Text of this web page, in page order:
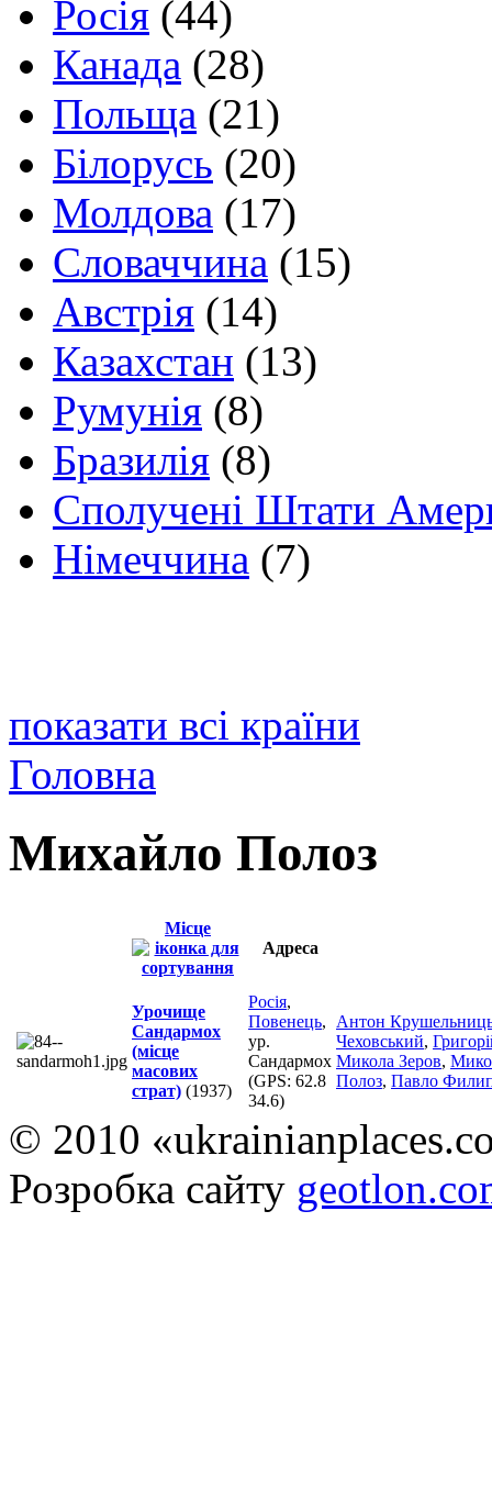
Росія (44)
Канада (28)
Польща (21)
Білорусь (20)
Молдова (17)
Словаччина (15)
Австрія (14)
Казахстан (13)
Румунія (8)
Бразилія (8)
Сполучені Штати
Німеччина (7)
показати всі країни
Головна
Михайло Полоз
Місце
Адреса
Урочище
Сандармох
(місце
масових
страт) (1937)
Росія,
Повенець,
ур.
Сандармох
(GPS: 62.8
34.6)
Антон
Чеховський,
Микола Зеров,
Полоз, Павло
© 2010
Розробка сайту